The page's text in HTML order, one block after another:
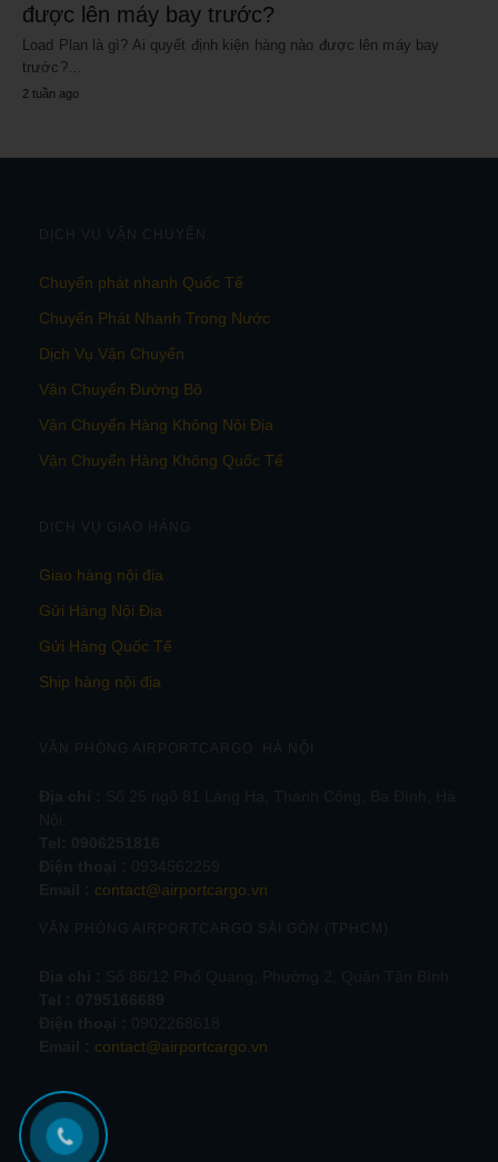
được lên máy bay trước?
Load Plan là gì? Ai quyết định kiện hàng nào được lên máy bay
trước?…
2 tuần ago
DỊCH VỤ VẬN CHUYỂN
Chuyển phát nhanh Quốc Tế
Chuyển Phát Nhanh Trong Nước
Dịch Vụ Vận Chuyển
Vận Chuyển Đường Bộ
Vận Chuyển Hàng Không Nội Địa
Vận Chuyển Hàng Không Quốc Tế
DỊCH VỤ GIAO HÀNG
Giao hàng nội địa
Gửi Hàng Nội Địa
Gửi Hàng Quốc Tế
Ship hàng nội địa
VĂN PHÒNG AIRPORTCARGO HÀ NỘI
contact@airportcargo.vn
VĂN PHÒNG AIRPORTCARGO SÀI GÒN (TPHCM)
contact@airportcargo.vn